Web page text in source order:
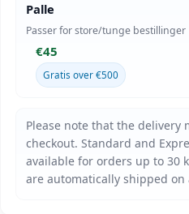
Palle
Passer for store/tunge bestillinger
€45
Gratis over €500